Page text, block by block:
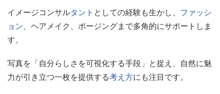
イメージコンサルタント としての経験も生かし、 ファッシ
ョン、ヘアメイク、ポージングまで多角的にサポートしま
す。
写真を「自分らしさを可視化する手段」と捉え、自然に魅
力が引き立つ一枚を提供する考え方にも注目です。